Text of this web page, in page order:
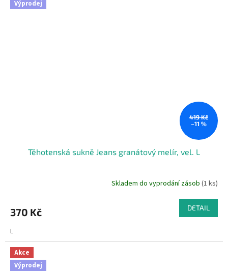
Výprodej
419 Kč
–11 %
Těhotenská sukně Jeans granátový melír, vel. L
Skladem do vyprodání zásob (1 ks)
370 Kč DETAIL
L
Akce
Výprodej